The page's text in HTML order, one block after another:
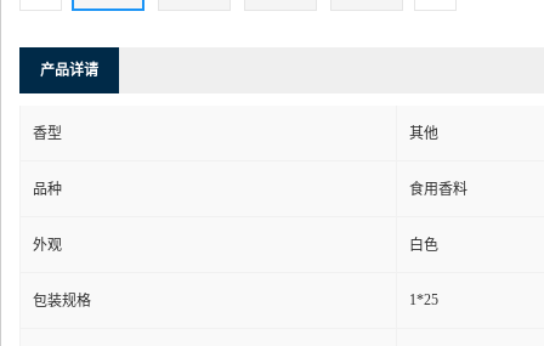
产品详请
香型 其他
品种 食用香料
外观 白色
包装规格 1*25